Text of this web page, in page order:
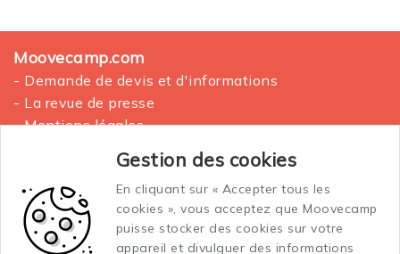
Gestion des cookies
En cliquant sur « Accepter tous les
cookies », vous acceptez que Moovecamp
puisse stocker des cookies sur votre
appareil et divulguer des informations
Moovecamp.com
- Demande de devis et d'informations
- La revue de presse
- Mentions légales
La location des vans aménagés
Conditions générales de vente et location
Conditions générales d'assurance